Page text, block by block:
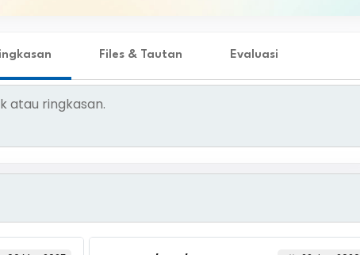
Files & Tautan Evaluasi
atau ringkasan.